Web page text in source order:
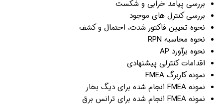
بررسی پیامد خرابی و شکست
بررسی کنترل های موجود
نحوه تعیین فاکتور شدت، احتمال و کشف
نحوه محاسبه RPN
نحوه برآورد AP
اقدامات کنترلی پیشنهادی
نمونه کاربرگ FMEA
نمونه FMEA انجام شده برای دیگ بخار
نمونه FMEA انجام شده برای ترانس برق